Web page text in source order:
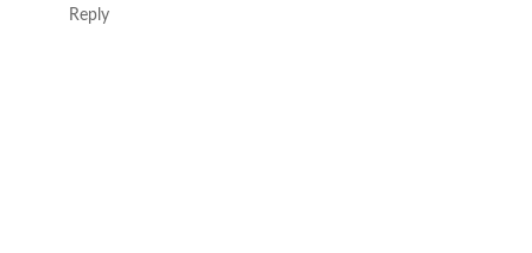
Reply